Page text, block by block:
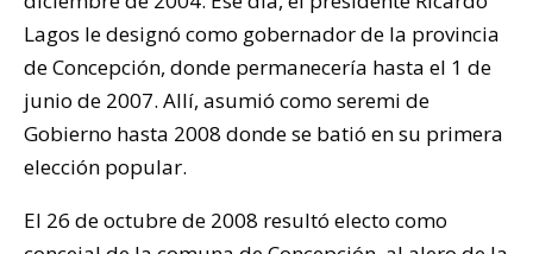
Lagos le designó como gobernador de la provincia
de Concepción, donde permanecería hasta el 1 de
junio de 2007. Allí, asumió como seremi de
Gobierno hasta 2008 donde se batió en su primera
elección popular.
El 26 de octubre de 2008 resultó electo como